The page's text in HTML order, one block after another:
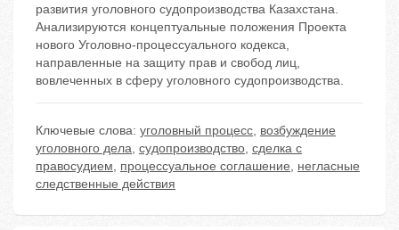
развития уголовного судопроизводства Казахстана.
Анализируются концептуальные положения Проекта
нового Уголовно-процессуального кодекса,
направленные на защиту прав и свобод лиц,
вовлеченных в сферу уголовного судопроизводства.
Ключевые слова: уголовный процесс, возбуждение
уголовного дела, судопроизводство, сделка с
правосудием, процессуальное соглашение, негласные
следственные действия